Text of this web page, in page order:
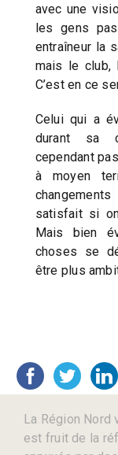
avec une
les gens
entraîneur la
mais le club,
C’est en ce
Celui qui a
durant sa
cependant
à moyen
satisfait si
Mais bien
choses se
être plus
La Région Nord
est fruit de la